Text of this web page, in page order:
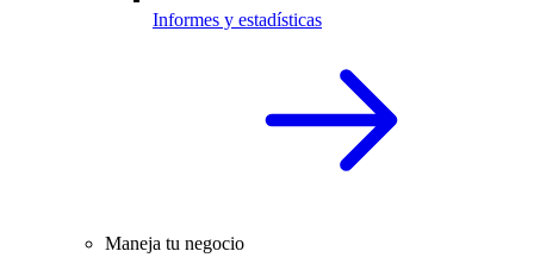
Informes y estadísticas
Maneja tu negocio